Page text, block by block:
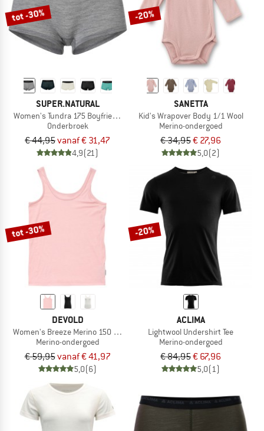
tot -30%
SUPER.NATURAL
Women's Tundra 175 Boyfriend Hipster
Onderbroek
€ 44,95vanaf € 31,47
4,9(21)
-20%
SANETTA
Kid's Wrapover Body 1/1 Wool
Merino-ondergoed
€ 34,95€ 27,96
5,0(2)
tot -30%
DEVOLD
Women's Breeze Merino 150 Tank
Merino-ondergoed
€ 59,95vanaf € 41,97
5,0(6)
-20%
ACLIMA
Lightwool Undershirt Tee
Merino-ondergoed
€ 84,95€ 67,96
5,0(1)